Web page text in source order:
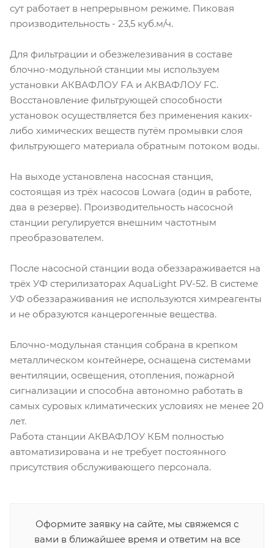
сут работает в непрерывном режиме. Пиковая
производительность - 23,5 куб.м/ч.
Для фильтрации и обезжелезивания в составе
блочно-модульной станции мы используем
установки АКВАФЛОУ FA и АКВАФЛОУ FC.
Восстановление фильтрующей способности
установок осуществляется без применения каких-
либо химических веществ путём промывки слоя
фильтрующего материала обратным потоком воды.
На выходе установлена насосная станция,
состоящая из трёх насосов Lowara (один в работе,
два в резерве). Производительность насосной
станции регулируется внешним частотным
преобразователем.
После насосной станции вода обеззараживается на
трёх УФ стерилизаторах AquaLight PV-52. В системе
УФ обеззараживания не используются химреагенты
и не образуются канцерогенные вещества.
Блочно-модульная станция собрана в крепком
металлическом контейнере, оснащена системами
вентиляции, освещения, отопления, пожарной
сигнализации и способна автономно работать в
самых суровых климатических условиях не менее 20
лет.
Работа станции АКВАФЛОУ КБМ полностью
автоматизирована и не требует постоянного
присутствия обслуживающего персонала.
Оформите заявку на сайте, мы свяжемся с
вами в ближайшее время и ответим на все